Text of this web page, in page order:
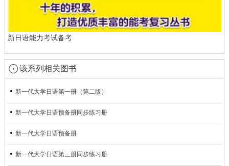
新日语能力考试备考
该系列相关图书
新一代大学日语第一册（第二版）
新一代大学日语预备册同步练习册
新一代大学日语预备册
新一代大学日语第三册同步练习册